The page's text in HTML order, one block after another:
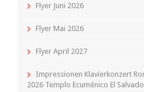
Flyer Juni 2026
Flyer Mai 2026
Flyer April 2027
Impressionen Klavierkonzert
2026 Templo Ecuménico El